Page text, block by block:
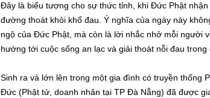
Đây là biểu tượng cho sự thức tỉnh, khi Đức Phật
đường thoát khỏi khổ đau. Ý nghĩa của ngày này
ngộ của Đức Phật, mà còn là lời nhắc nhở mỗi người
hướng tới cuộc sống an lạc và giải thoát nỗi đau trong
Sinh ra và lớn lên trong một gia đình có truyền thống
Đức (Phật tử, doanh nhân tại TP Đà Nẵng) đã được